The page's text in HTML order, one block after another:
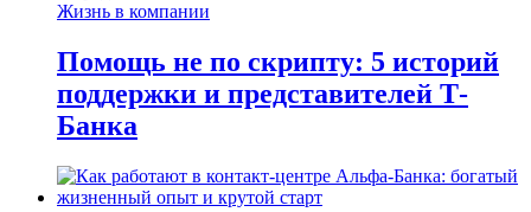
Жизнь в компании
Помощь не по скрипту: 5 историй
поддержки и представителей Т-
Банка